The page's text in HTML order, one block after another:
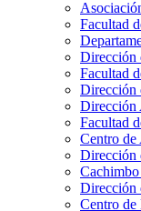
Facultad
Dirección
Facultad
Dirección
Dirección
Facultad
Centro
Dirección
Dirección
Centro de